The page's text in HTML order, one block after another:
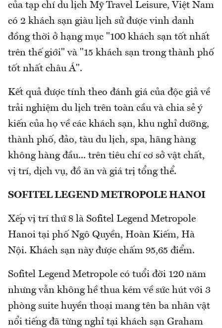
của tạp chí du lịch Mỹ Travel Leisure, Việt Nam
có 2 khách sạn giàu lịch sử được vinh danh
đồng thời ở hạng mục "100 khách sạn tốt nhất
trên thế giới" và "15 khách sạn trong thành phố
tốt nhất châu Á".
Kết quả được tính theo đánh giá của độc giả về
trải nghiệm du lịch trên toàn cầu và chia sẻ ý
kiến của họ về các khách sạn, khu nghỉ dưỡng,
thành phố, đảo, tàu du lịch, spa, hãng hàng
không hàng đầu... trên tiêu chí cơ sở vật chất,
vị trí, dịch vụ, đồ ăn và giá trị tổng thể.
SOFITEL LEGEND METROPOLE HANOI
Xếp vị trí thứ 8 là Sofitel Legend Metropole
Hanoi tại phố Ngô Quyền, Hoàn Kiếm, Hà
Nội. Khách sạn này được chấm 95,65 điểm.
Sofitel Legend Metropole có tuổi đời 120 năm
nhưng vẫn không hề thua kém về sức hút với 3
phòng suite huyền thoại mang tên ba nhân vật
nổi tiếng đã từng nghỉ tại khách sạn Graham